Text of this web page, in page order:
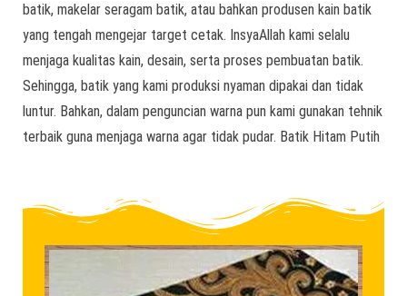
batik, makelar seragam batik, atau bahkan produsen kain batik
yang tengah mengejar target cetak. InsyaAllah kami selalu
menjaga kualitas kain, desain, serta proses pembuatan batik.
Sehingga, batik yang kami produksi nyaman dipakai dan tidak
luntur. Bahkan, dalam penguncian warna pun kami gunakan tehnik
terbaik guna menjaga warna agar tidak pudar. Batik Hitam Putih